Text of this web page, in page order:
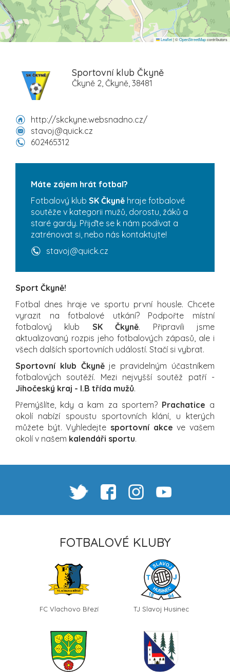
Leaflet|©OpenStreetMapcontributors
Sportovní klub Čkyně
Čkyně 2, Čkyně, 38481
http://skckyne.websnadno.cz/
stavoj@quick.cz
602465312
Máte zájem hrát fotbal?
Fotbalový klub SK Čkyně hraje fotbalové
soutěže v kategorii mužů, dorostu, žáků a
staré gardy. Přijďte se k nám podívat a
zatrénovat si, nebo nás kontaktujte!
stavoj@quick.cz
Sport Čkyně!
Fotbal dnes hraje ve sportu první housle. Chcete
vyrazit na fotbalové utkání? Podpořte místní
fotbalový klub SK Čkyně. Připravili jsme
aktualizovaný rozpis jeho fotbalových zápasů, ale i
všech dalších sportovních událostí. Stačí si vybrat.
Sportovní klub Čkyněje pravidelným účastníkem
fotbalových soutěží. Mezi nejvyšší soutěž patří -
Jihočeský kraj - I.B třída mužů.
Přemýšlíte, kdy a kam za sportem? Prachatice a
okolí nabízí spoustu sportovních klání, u kterých
můžete být. Vyhledejte sportovní akce ve vašem
okolí v našem kalendáři sportu.
FOTBALOVÉ KLUBY
FC Vlachovo Březí TJ Slavoj Husinec